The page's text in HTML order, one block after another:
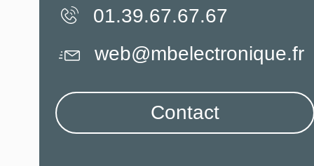
01.39.67.67.67
web@mbelectronique.fr
Contact